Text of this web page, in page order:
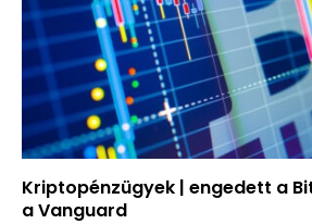
Kriptopénzügyek | engedett a
a Vanguard